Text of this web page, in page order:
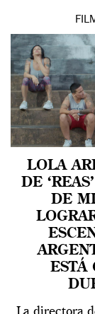
LOLA
DE
DE
ESTÁ